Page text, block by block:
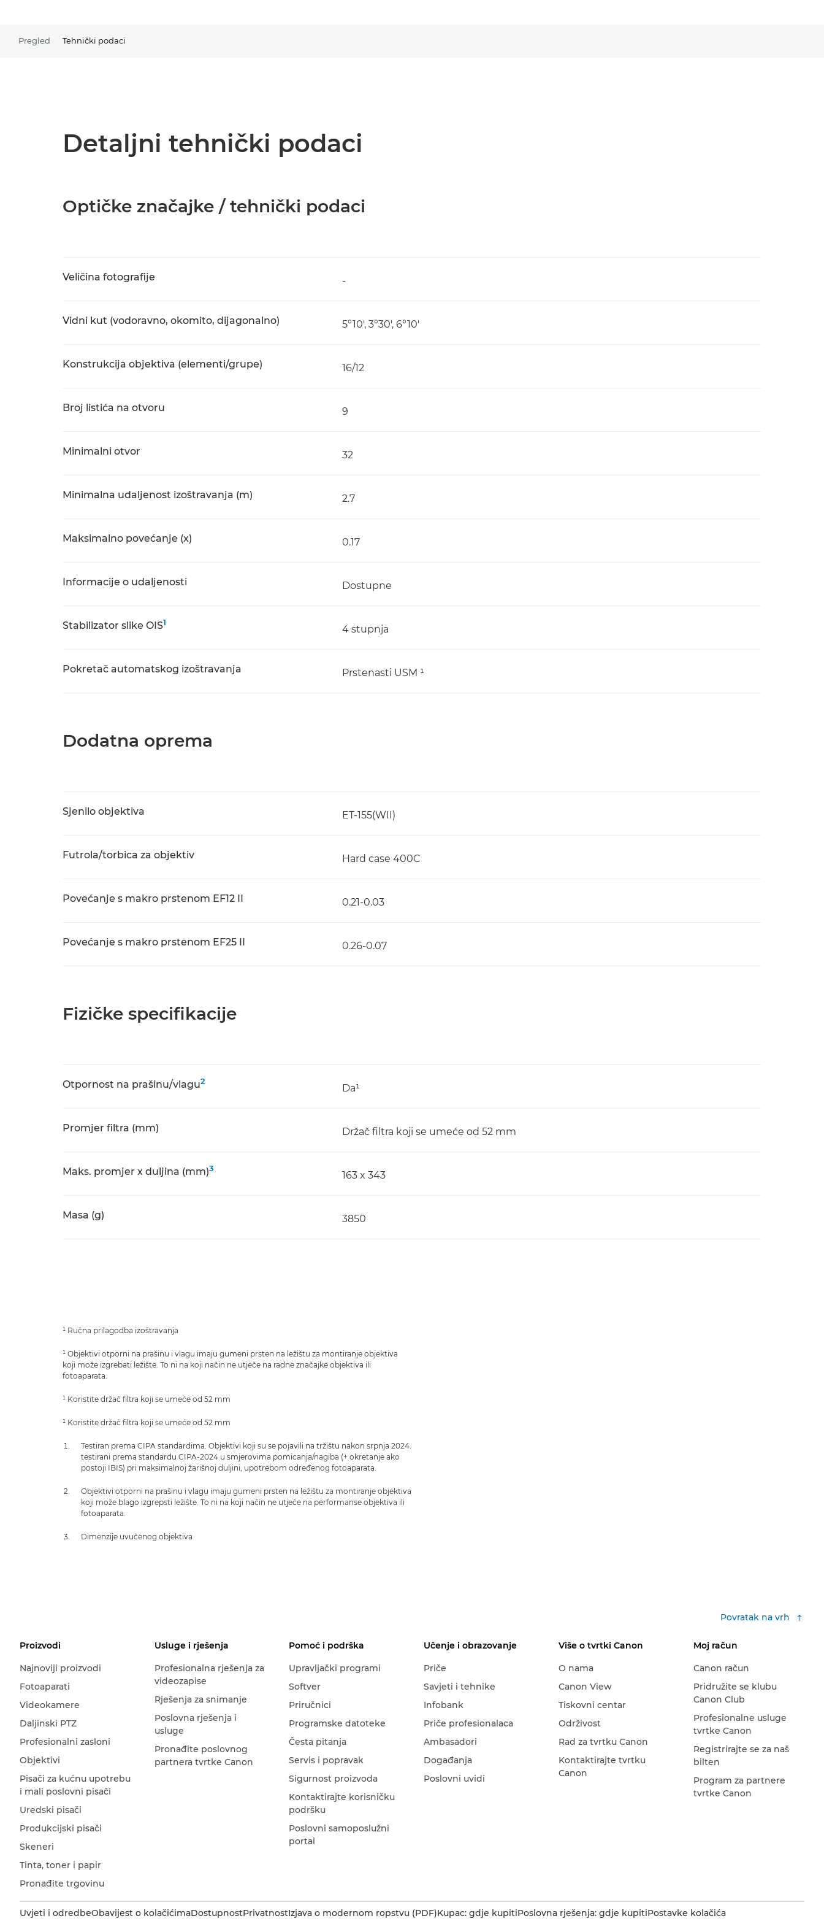
Pregled Tehnički podaci
Detaljni tehnički podaci
Optičke značajke / tehnički podaci
Veličina fotografije -
Vidni kut (vodoravno, okomito, dijagonalno) 5°10', 3°30', 6°10'
Konstrukcija objektiva (elementi/grupe) 16/12
Broj listića na otvoru 9
Minimalni otvor 32
Minimalna udaljenost izoštravanja (m) 2.7
Maksimalno povećanje (x) 0.17
Informacije o udaljenosti Dostupne
Stabilizator slike OIS1
4 stupnja
Pokretač automatskog izoštravanja Prstenasti USM ¹
Dodatna oprema
Sjenilo objektiva ET-155(WII)
Futrola/torbica za objektiv Hard case 400C
Povećanje s makro prstenom EF12 II 0.21-0.03
Povećanje s makro prstenom EF25 II 0.26-0.07
Fizičke specifikacije
Otpornost na prašinu/vlagu2
Da¹
Promjer filtra (mm) Držač filtra koji se umeće od 52 mm
Maks. promjer x duljina (mm)3
163 x 343
Masa (g) 3850
¹ Ručna prilagodba izoštravanja
¹ Objektivi otporni na prašinu i vlagu imaju gumeni prsten na ležištu za montiranje objektiva
koji može izgrebati ležište. To ni na koji način ne utječe na radne značajke objektiva ili
fotoaparata.
¹ Koristite držač filtra koji se umeće od 52 mm
¹ Koristite držač filtra koji se umeće od 52 mm
Testiran prema CIPA standardima. Objektivi koji su se pojavili na tržištu nakon srpnja 2024.
testirani prema standardu CIPA-2024 u smjerovima pomicanja/nagiba (+ okretanje ako
postoji IBIS) pri maksimalnoj žarišnoj duljini, upotrebom određenog fotoaparata.
Objektivi otporni na prašinu i vlagu imaju gumeni prsten na ležištu za montiranje objektiva
koji može blago izgrepsti ležište. To ni na koji način ne utječe na performanse objektiva ili
fotoaparata.
Dimenzije uvučenog objektiva
Povratak na vrh
Proizvodi
Najnoviji proizvodi
Fotoaparati
Videokamere
Daljinski PTZ
Profesionalni zasloni
Objektivi
Pisači za kućnu upotrebu
i mali poslovni pisači
Uredski pisači
Produkcijski pisači
Skeneri
Tinta, toner i papir
Pronađite trgovinu
Usluge i rješenja
Profesionalna rješenja za
videozapise
Rješenja za snimanje
Poslovna rješenja i
usluge
Pronađite poslovnog
partnera tvrtke Canon
Pomoć i podrška
Upravljački programi
Softver
Priručnici
Programske datoteke
Česta pitanja
Servis i popravak
Sigurnost proizvoda
Kontaktirajte korisničku
podršku
Poslovni samoposlužni
portal
Učenje i obrazovanje
Priče
Savjeti i tehnike
Infobank
Priče profesionalaca
Ambasadori
Događanja
Poslovni uvidi
Više o tvrtki Canon
O nama
Canon View
Tiskovni centar
Održivost
Rad za tvrtku Canon
Kontaktirajte tvrtku
Canon
Moj račun
Canon račun
Pridružite se klubu
Canon Club
Profesionalne usluge
tvrtke Canon
Registrirajte se za naš
bilten
Program za partnere
tvrtke Canon
Uvjeti i odredbeObavijest o kolačićimaDostupnostPrivatnostIzjava o modernom ropstvu (PDF)Kupac: gdje kupitiPoslovna rješenja: gdje kupitiPostavke kolačića